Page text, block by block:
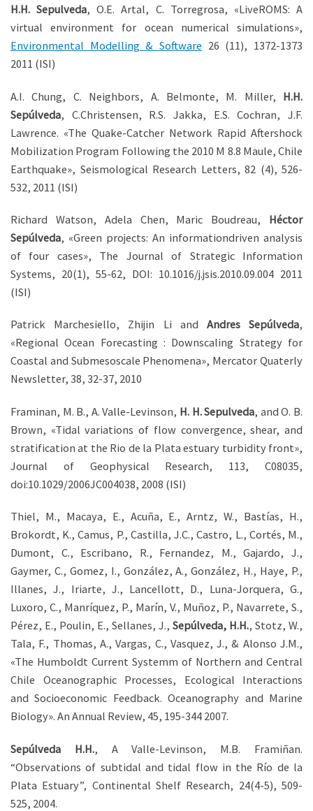
H.H. Sepulveda, O.E. Artal, C. Torregrosa, «LiveROMS: A
virtual environment for ocean numerical simulations»,
Environmental Modelling & Software 26 (11), 1372-1373
2011 (ISI)
A.I. Chung, C. Neighbors, A. Belmonte, M. Miller, H.H.
Sepúlveda, C.Christensen, R.S. Jakka, E.S. Cochran, J.F.
Lawrence. «The Quake-Catcher Network Rapid Aftershock
Mobilization Program Following the 2010 M 8.8 Maule, Chile
Earthquake», Seismological Research Letters, 82 (4), 526-
532, 2011 (ISI)
Richard Watson, Adela Chen, Maric Boudreau, Héctor
Sepúlveda, «Green projects: An informationdriven analysis
of four cases», The Journal of Strategic Information
Systems, 20(1), 55-62, DOI: 10.1016/j.jsis.2010.09.004 2011
(ISI)
Patrick Marchesiello, Zhijin Li and Andres Sepúlveda,
«Regional Ocean Forecasting : Downscaling Strategy for
Coastal and Submesoscale Phenomena», Mercator Quaterly
Newsletter, 38, 32-37, 2010
Framinan, M. B., A. Valle-Levinson, H. H. Sepulveda, and O. B.
Brown, «Tidal variations of flow convergence, shear, and
stratification at the Rio de la Plata estuary turbidity front»,
Journal of Geophysical Research, 113, C08035,
doi:10.1029/2006JC004038, 2008 (ISI)
Thiel, M., Macaya, E., Acuña, E., Arntz, W., Bastías, H.,
Brokordt, K., Camus, P., Castilla, J.C., Castro, L., Cortés, M.,
Dumont, C., Escribano, R., Fernandez, M., Gajardo, J.,
Gaymer, C., Gomez, I., González, A., González, H., Haye, P.,
Illanes, J., Iriarte, J., Lancellott, D., Luna-Jorquera, G.,
Luxoro, C., Manríquez, P., Marín, V., Muñoz, P., Navarrete, S.,
Pérez, E., Poulin, E., Sellanes, J., Sepúlveda, H.H., Stotz, W.,
Tala, F., Thomas, A., Vargas, C., Vasquez, J., & Alonso J.M.,
«The Humboldt Current Systemm of Northern and Central
Chile Oceanographic Processes, Ecological Interactions
and Socioeconomic Feedback. Oceanography and Marine
Biology». An Annual Review, 45, 195-344 2007.
Sepúlveda H.H., A Valle-Levinson, M.B. Framiñan.
“Observations of subtidal and tidal flow in the Río de la
Plata Estuary”, Continental Shelf Research, 24(4-5), 509-
525, 2004.